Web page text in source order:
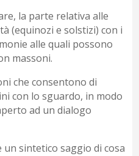
la parte relativa alle
(equinozi e solstizi) con i
alle quali possono
massoni.
che consentono di
con lo sguardo, in modo
ad un dialogo
un sintetico saggio di cosa